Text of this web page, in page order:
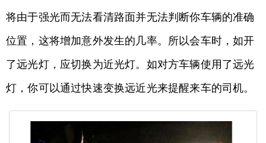
将由于强光而无法看清路面并无法判断你车辆的准确
位置，这将增加意外发生的几率。所以会车时，如开
了远光灯，应切换为近光灯。如对方车辆使用了远光
灯，你可以通过快速变换远近光来提醒来车的司机。